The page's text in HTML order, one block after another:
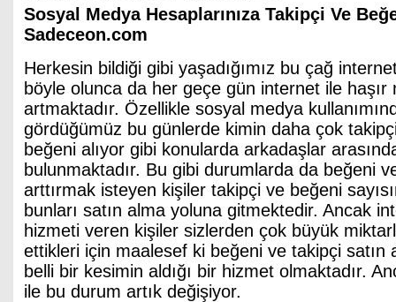
Sosyal Medya Hesaplarınıza Takipçi Ve
Sadeceon.com
Herkesin bildiği gibi yaşadığımız bu çağ
böyle olunca da her geçe gün internet ile haşır
artmaktadır. Özellikle sosyal medya
gördüğümüz bu günlerde kimin daha çok
beğeni alıyor gibi konularda arkadaşlar
bulunmaktadır. Bu gibi durumlarda da beğeni
arttırmak isteyen kişiler takipçi ve beğeni
bunları satın alma yoluna gitmektedir. Ancak
hizmeti veren kişiler sizlerden çok büyük
ettikleri için maalesef ki beğeni ve takipçi satın
belli bir kesimin aldığı bir hizmet olmaktadır.
ile bu durum artık değişiyor.